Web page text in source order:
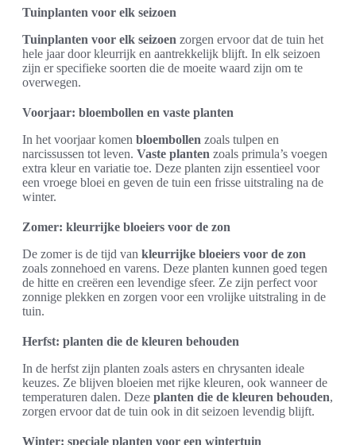
Tuinplanten voor elk seizoen
Tuinplanten voor elk seizoen zorgen ervoor dat de tuin het
hele jaar door kleurrijk en aantrekkelijk blijft. In elk seizoen
zijn er specifieke soorten die de moeite waard zijn om te
overwegen.
Voorjaar: bloembollen en vaste planten
In het voorjaar komen bloembollen zoals tulpen en
narcissussen tot leven. Vaste planten zoals primula’s voegen
extra kleur en variatie toe. Deze planten zijn essentieel voor
een vroege bloei en geven de tuin een frisse uitstraling na de
winter.
Zomer: kleurrijke bloeiers voor de zon
De zomer is de tijd van kleurrijke bloeiers voor de zon
zoals zonnehoed en varens. Deze planten kunnen goed tegen
de hitte en creëren een levendige sfeer. Ze zijn perfect voor
zonnige plekken en zorgen voor een vrolijke uitstraling in de
tuin.
Herfst: planten die de kleuren behouden
In de herfst zijn planten zoals asters en chrysanten ideale
keuzes. Ze blijven bloeien met rijke kleuren, ook wanneer de
temperaturen dalen. Deze planten die de kleuren behouden,
zorgen ervoor dat de tuin ook in dit seizoen levendig blijft.
Winter: speciale planten voor een wintertuin